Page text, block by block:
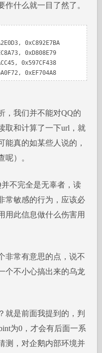
什么就一目了然了。
0xC892E7BA
0xD808E79
0x597CF438
0xEF704A8
，我们并不能对QQ的
取和计算了一下url，就
能真的如某些人说的，
呢）。
不完全是无辜者，读
常敏感的行为，应该必
用此信息做什么伤害用
非常有意思的点，说不
个不小心搞出来的乌龙
就是前面我提到的，判
为0，才会有后面一系
测，对企鹅内部环境并